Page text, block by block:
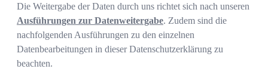
Die Weitergabe der Daten durch uns richtet sich nach unseren
Ausführungen zur Datenweitergabe. Zudem sind die
nachfolgenden Ausführungen zu den einzelnen
Datenbearbeitungen in dieser Datenschutzerklärung zu
beachten.